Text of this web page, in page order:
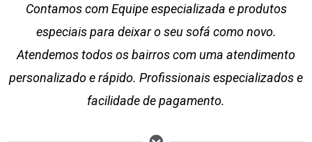
Contamos com Equipe especializada e produtos
especiais para deixar o seu sofá como novo.
Atendemos todos os bairros com uma atendimento
personalizado e rápido. Profissionais especializados e
facilidade de pagamento.